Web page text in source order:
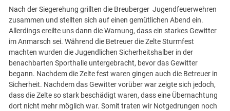
Nach der Siegerehung grillten die Breuberger Jugendfeuerwehren
zusammen und stellten sich auf einen gemütlichen Abend ein.
Allerdings ereilte uns dann die Warnung, dass ein starkes Gewitter
im Anmarsch sei. Während die Betreuer die Zelte Sturmfest
machten wurden die Jugendlichen Sicherheitshalber in der
benachbarten Sporthalle untergebracht, bevor das Gewitter
begann. Nachdem die Zelte fest waren gingen auch die Betreuer in
Sicherheit. Nachdem das Gewitter vorüber war zeigte sich jedoch,
dass die Zelte so stark beschädigt waren, dass eine Übernachtung
dort nicht mehr möglich war. Somit traten wir Notgedrungen noch